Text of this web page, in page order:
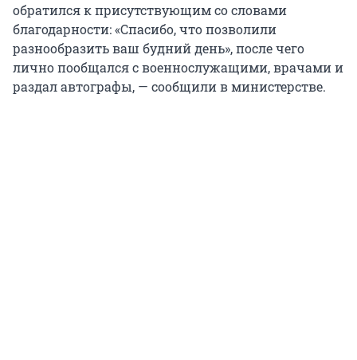
обратился к присутствующим со словами
благодарности: «Спасибо, что позволили
разнообразить ваш будний день», после чего
лично пообщался с военнослужащими, врачами и
раздал автографы, — сообщили в министерстве.